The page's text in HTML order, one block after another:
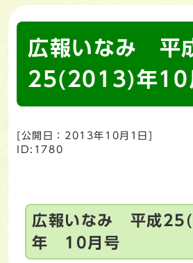
広報いなみ 平
25(2013)年10
[公開日： 2013年10月1日 ]
ID:1780
広報いなみ 平成
年 10月号